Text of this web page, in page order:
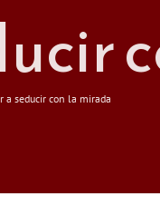
a seducir con la mirada